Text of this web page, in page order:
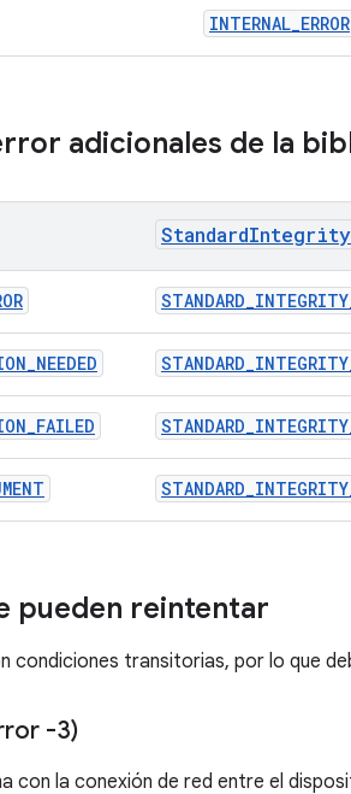
INTERNAL_ERROR
adicionales de la
pueden reintentar
condiciones transitorias, por lo que
-3)
con la conexión de red entre el